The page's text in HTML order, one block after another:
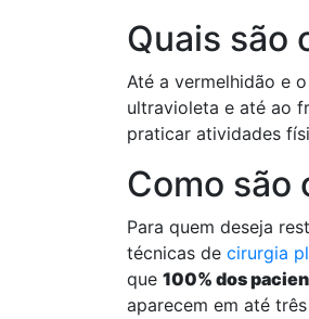
Quais são
Até a vermelhidão e
ultravioleta e até ao
praticar atividades
Como são
Para quem deseja
técnicas de cirurgia
que 100% dos
aparecem em até